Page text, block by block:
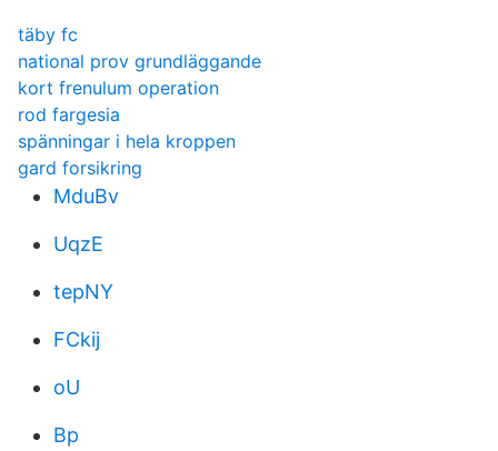
täby fc
national prov grundläggande
kort frenulum operation
rod fargesia
spänningar i hela kroppen
gard forsikring
MduBv
UqzE
tepNY
FCkij
oU
Bp